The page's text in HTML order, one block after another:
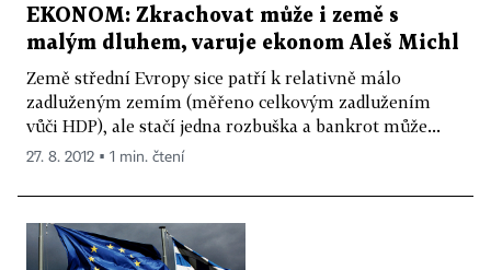
EKONOM: Zkrachovat může i země s
malým dluhem, varuje ekonom Aleš Michl
Země střední Evropy sice patří k relativně málo
zadluženým zemím (měřeno celkovým zadlužením
vůči HDP), ale stačí jedna rozbuška a bankrot může...
27. 8. 2012 ▪ 1 min. čtení